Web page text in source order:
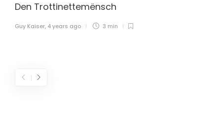
Den Trottinettemënsch
Guy Kaiser, 4 years ago 3 min